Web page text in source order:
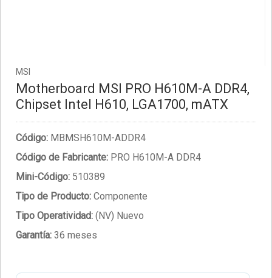
MSI
Motherboard MSI PRO H610M-A DDR4,
Chipset Intel H610, LGA1700, mATX
Código: MBMSH610M-ADDR4
Código de Fabricante: PRO H610M-A DDR4
Mini-Código: 510389
Tipo de Producto: Componente
Tipo Operatividad: (NV) Nuevo
Garantía: 36 meses